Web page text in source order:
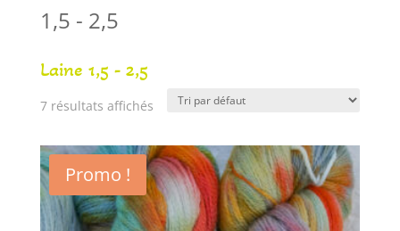
1,5 - 2,5
Laine 1,5 - 2,5
7 résultats affichés
Promo !